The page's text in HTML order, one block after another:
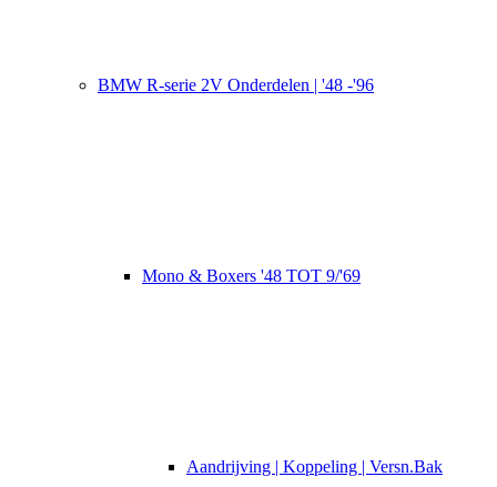
BMW R-serie 2V Onderdelen | '48 -'96
Mono & Boxers '48 TOT 9/'69
Aandrijving | Koppeling | Versn.Bak